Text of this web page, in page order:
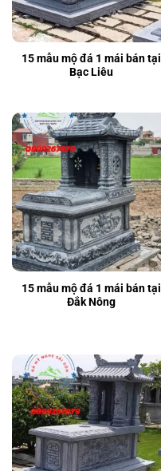
15 mẫu mộ đá 1 mái bán tại
Bạc Liêu
15 mẫu mộ đá 1 mái bán tại
Đắk Nông